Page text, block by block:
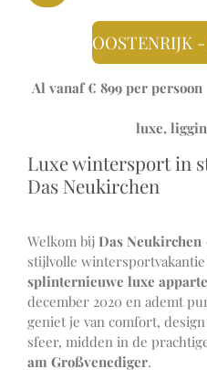
OOSTENRIJK
Al vanaf €
Das
luxe,
Luxe wintersport in
Das Neukirchen
Welkom bij Das Neukirchen
stijlvolle
splinternieuwe luxe
december 2020 en ademt
geniet je van comfort,
sfeer, midden in de
am Großvenediger.